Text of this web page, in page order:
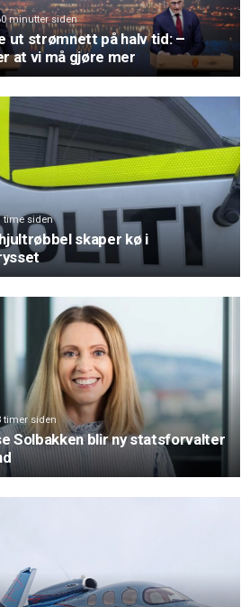
minutter siden
ut strømnett på halv tid: –
at vi må gjøre mer
time siden
skaper kø i
timer siden
Solbakken blir ny statsforvalter